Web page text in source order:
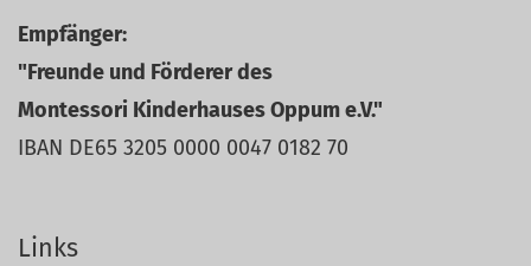
Empfänger:
"Freunde und Förderer des
Montessori Kinderhauses Oppum e.V."
IBAN DE65 3205 0000 0047 0182 70
Links